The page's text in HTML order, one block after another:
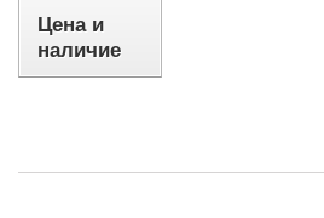
Цена и
наличие